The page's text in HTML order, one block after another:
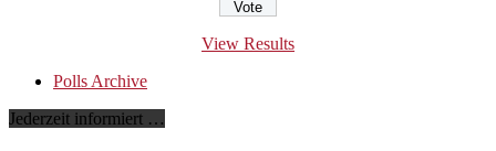
View Results
Polls Archive
Jederzeit informiert …